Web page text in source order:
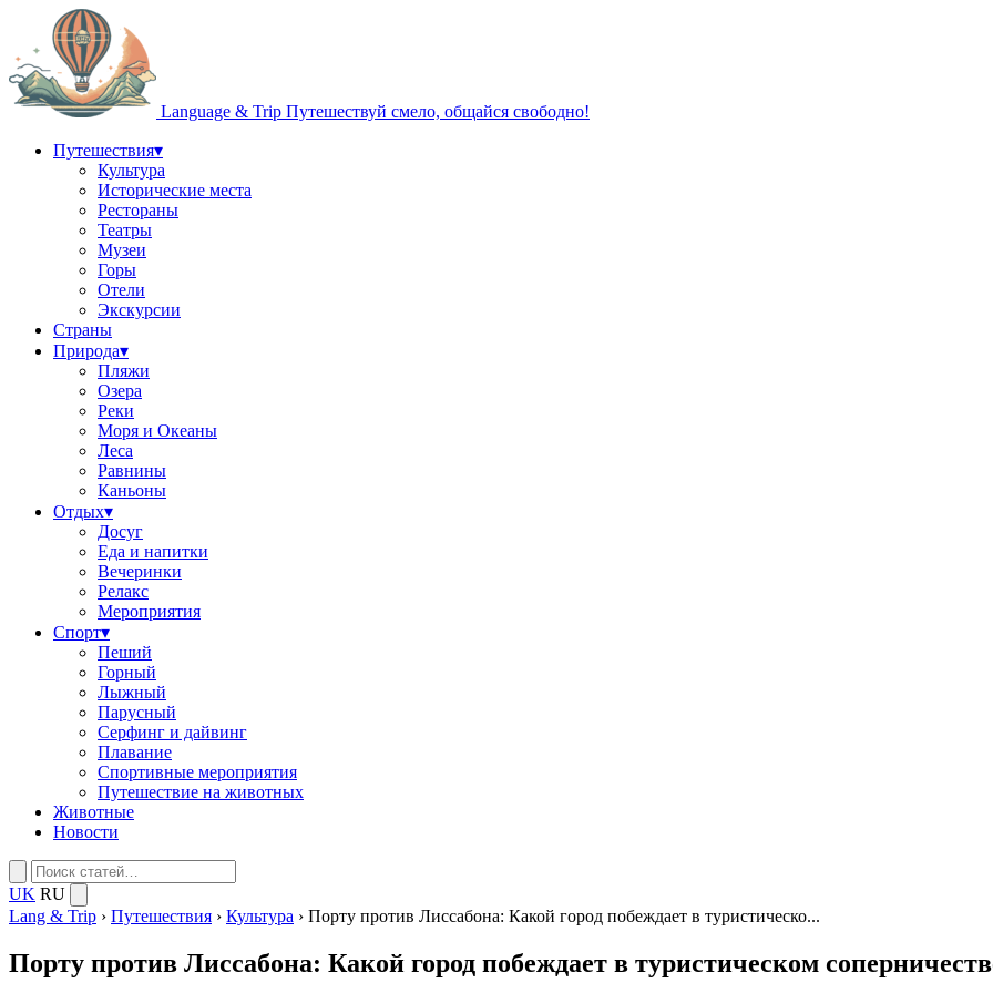
Language & Trip Путешествуй смело, общайся свободно!
Путешествия▾
Культура
Исторические места
Рестораны
Театры
Музеи
Горы
Отели
Экскурсии
Страны
Природа▾
Пляжи
Озера
Реки
Моря и Океаны
Леса
Равнины
Каньоны
Отдых▾
Досуг
Еда и напитки
Вечеринки
Релакс
Мероприятия
Спорт▾
Пеший
Горный
Лыжный
Парусный
Серфинг и дайвинг
Плавание
Спортивные мероприятия
Путешествие на животных
Животные
Новости
UK RU
Lang & Trip › Путешествия › Культура › Порту против Лиссабона: Какой город побеждает в туристическо...
Порту против Лиссабона: Какой город побеждает в туристическом